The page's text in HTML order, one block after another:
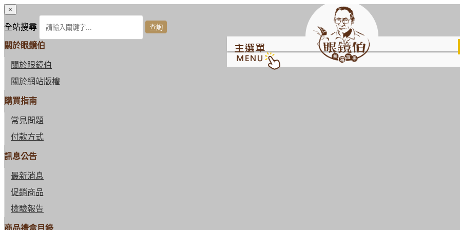
×
全站搜尋
關於眼鏡伯
關於眼鏡伯
關於網站版權
購買指南
常見問題
付款方式
訊息公告
最新消息
促銷商品
檢驗報告
商品禮盒目錄